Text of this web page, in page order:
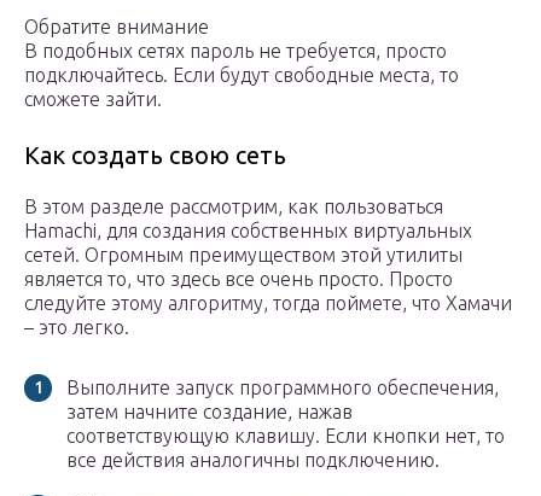
Обратите внимание
В подобных сетях пароль не требуется, просто
подключайтесь. Если будут свободные места, то
сможете зайти.
Как создать свою сеть
В этом разделе рассмотрим, как пользоваться
Hamachi, для создания собственных виртуальных
сетей. Огромным преимуществом этой утилиты
является то, что здесь все очень просто. Просто
следуйте этому алгоритму, тогда поймете, что Хамачи
– это легко.
Выполните запуск программного обеспечения,
затем начните создание, нажав
соответствующую клавишу. Если кнопки нет, то
все действия аналогичны подключению.